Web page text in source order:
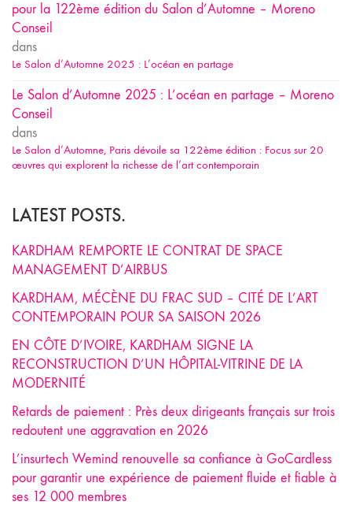
pour la 122ème édition du Salon d’Automne – Moreno
Conseil
dans
Le Salon d’Automne 2025 : L’océan en partage
Le Salon d’Automne 2025 : L’océan en partage – Moreno
Conseil
dans
Le Salon d’Automne, Paris dévoile sa 122ème édition : Focus sur 20
œuvres qui explorent la richesse de l’art contemporain
LATEST POSTS.
KARDHAM REMPORTE LE CONTRAT DE SPACE
MANAGEMENT D’AIRBUS
KARDHAM, MÉCÈNE DU FRAC SUD – CITÉ DE L’ART
CONTEMPORAIN POUR SA SAISON 2026
EN CÔTE D’IVOIRE, KARDHAM SIGNE LA
RECONSTRUCTION D’UN HÔPITAL-VITRINE DE LA
MODERNITÉ
Retards de paiement : Près deux dirigeants français sur trois
redoutent une aggravation en 2026
L’insurtech Wemind renouvelle sa confiance à GoCardless
pour garantir une expérience de paiement fluide et fiable à
ses 12 000 membres